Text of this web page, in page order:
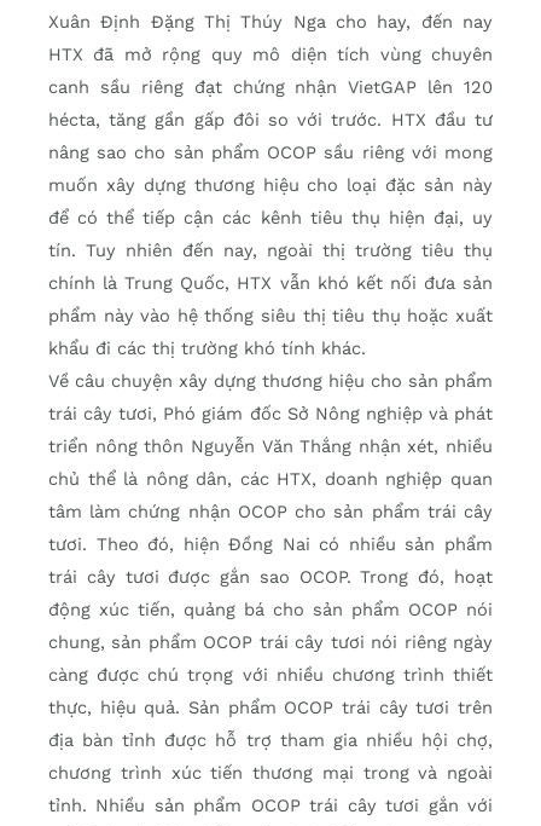
Xuân Định Đặng Thị Thúy Nga cho hay, đến nay
HTX đã mở rộng quy mô diện tích vùng chuyên
canh sầu riêng đạt chứng nhận VietGAP lên 120
hécta, tăng gần gấp đôi so với trước. HTX đầu tư
nâng sao cho sản phẩm OCOP sầu riêng với mong
muốn xây dựng thương hiệu cho loại đặc sản này
để có thể tiếp cận các kênh tiêu thụ hiện đại, uy
tín. Tuy nhiên đến nay, ngoài thị trường tiêu thụ
chính là Trung Quốc, HTX vẫn khó kết nối đưa sản
phẩm này vào hệ thống siêu thị tiêu thụ hoặc xuất
khẩu đi các thị trường khó tính khác.
Về câu chuyện xây dựng thương hiệu cho sản phẩm
trái cây tươi, Phó giám đốc Sở Nông nghiệp và phát
triển nông thôn Nguyễn Văn Thắng nhận xét, nhiều
chủ thể là nông dân, các HTX, doanh nghiệp quan
tâm làm chứng nhận OCOP cho sản phẩm trái cây
tươi. Theo đó, hiện Đồng Nai có nhiều sản phẩm
trái cây tươi được gắn sao OCOP. Trong đó, hoạt
động xúc tiến, quảng bá cho sản phẩm OCOP nói
chung, sản phẩm OCOP trái cây tươi nói riêng ngày
càng được chú trọng với nhiều chương trình thiết
thực, hiệu quả. Sản phẩm OCOP trái cây tươi trên
địa bàn tỉnh được hỗ trợ tham gia nhiều hội chợ,
chương trình xúc tiến thương mại trong và ngoài
tỉnh. Nhiều sản phẩm OCOP trái cây tươi gắn với